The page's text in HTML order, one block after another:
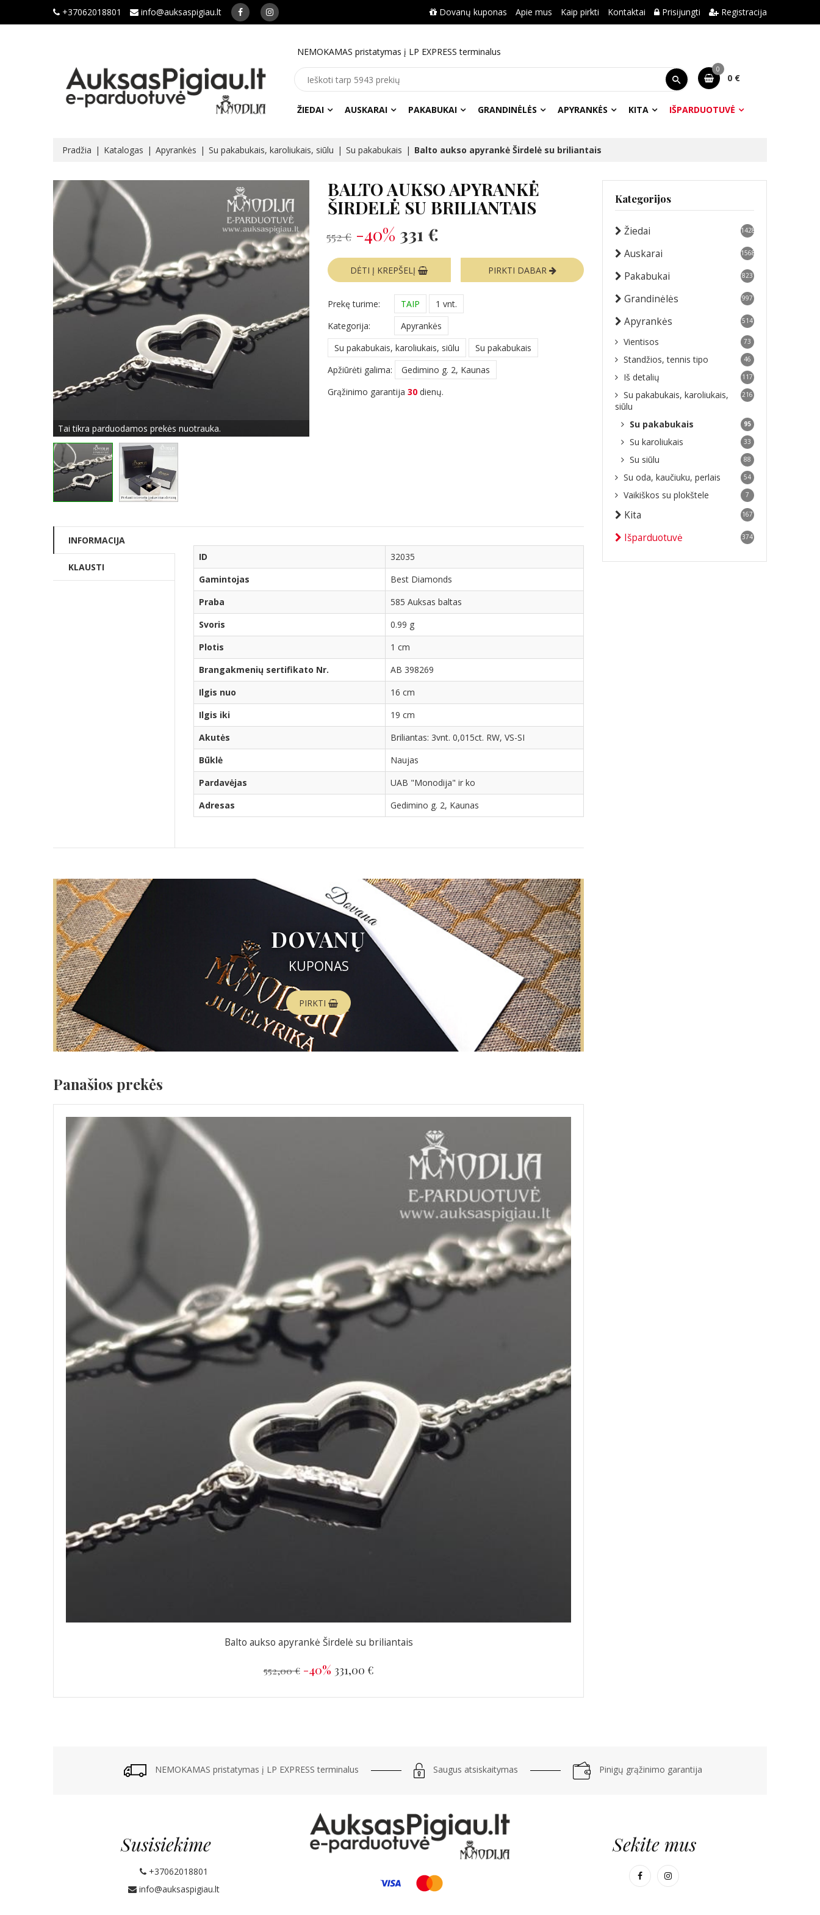
+37062018801 info@auksaspigiau.lt Dovanų kuponas Apie mus Kaip pirkti Kontaktai Prisijungti Registracija
NEMOKAMAS pristatymas į LP EXPRESS terminalus
0
0 €
ŽIEDAI AUSKARAI PAKABUKAI GRANDINĖLĖS APYRANKĖS KITA IŠPARDUOTUVĖ
Pradžia Katalogas Apyrankės Su pakabukais, karoliukais, siūlu Su pakabukais Balto aukso apyrankė Širdelė su briliantais
Tai tikra parduodamos prekės nuotrauka.
BALTO AUKSO APYRANKĖ
ŠIRDELĖ SU BRILIANTAIS
552 € -40% 331 €
DĖTI Į KREPŠELĮ PIRKTI DABAR
Prekę turime: TAIP
1 vnt.
Kategorija:
Apyrankės
Su pakabukais, karoliukais, siūlu
Su pakabukais
Apžiūrėti galima:
Gedimino g. 2, Kaunas
Grąžinimo garantija 30 dienų.
INFORMACIJA
KLAUSTI
ID
32035
Gamintojas
Best Diamonds
Praba
585 Auksas baltas
Svoris
0.99 g
Plotis
1 cm
Brangakmenių sertifikato Nr.
AB 398269
Ilgis nuo
16 cm
Ilgis iki
19 cm
Akutės
Briliantas: 3vnt. 0,015ct. RW, VS-SI
Būklė
Naujas
Pardavėjas
UAB "Monodija" ir ko
Adresas
Gedimino g. 2, Kaunas
DOVANŲ
KUPONAS
PIRKTI
Panašios prekės
Balto aukso apyrankė Širdelė su briliantais
552,00 € -40% 331,00 €
Kategorijos
Žiedai 1428
Auskarai 1568
Pakabukai 823
Grandinėlės 997
Apyrankės 514
Vientisos 73
Standžios, tennis tipo 46
Iš detalių 117
Su pakabukais, karoliukais,
siūlu
216
Su pakabukais 95
Su karoliukais 33
Su siūlu 88
Su oda, kaučiuku, perlais 54
Vaikiškos su plokštele 7
Kita 167
Išparduotuvė 374
NEMOKAMAS pristatymas į LP EXPRESS terminalus Saugus atsiskaitymas Pinigų grąžinimo garantija
Susisiekime
+37062018801
info@auksaspigiau.lt
Sekite mus